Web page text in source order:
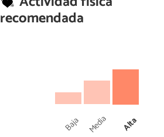
recomendada
Baja Media Alta